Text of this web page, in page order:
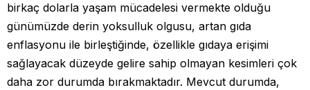
birkaç dolarla yaşam mücadelesi vermekte olduğu
günümüzde derin yoksulluk olgusu, artan gıda
enflasyonu ile birleştiğinde, özellikle gıdaya erişimi
sağlayacak düzeyde gelire sahip olmayan kesimleri çok
daha zor durumda bırakmaktadır. Mevcut durumda,